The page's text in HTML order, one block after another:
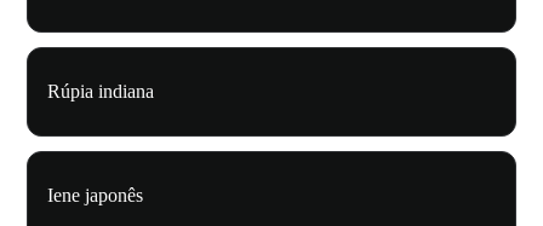
Rúpia indiana
Iene japonês